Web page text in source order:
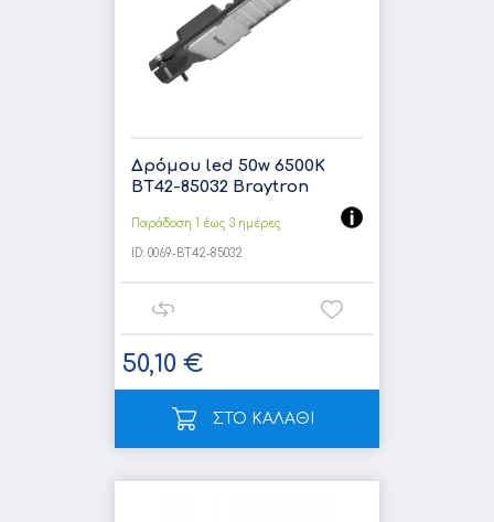
Δρόμου led 50w 6500K
BT42-85032 Braytron
Παράδοση 1 έως 3 ημέρες
ID: 0069-BT42-85032
50,10 €
ΣΤΟ ΚΑΛΑΘΙ